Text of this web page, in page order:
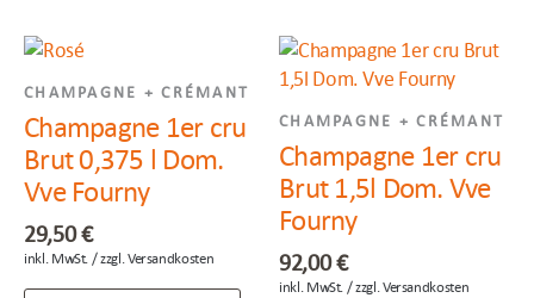
CHAMPAGNE + CRÉMANT
Champagne 1er cru
Brut 0,375 l Dom.
Vve Fourny
29,50€
CHAMPAGNE + CRÉMANT
Champagne 1er cru
Brut 1,5l Dom. Vve
Fourny
92,00€